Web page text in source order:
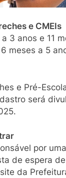
e CMEIs
3 anos e 11
meses a 5
e Pré-
será
por
de espera
da